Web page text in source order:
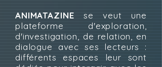
ANIMATAZINEse veut une
plateforme d'exploration,
d'investigation, de relation, en
dialogue avec ses lecteurs :
différents espaces leur sont